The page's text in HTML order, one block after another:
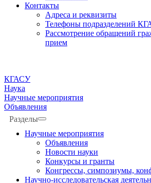
Контакты
Адреса и реквизиты
Телефоны подразделений
Рассмотрение обращений
прием
КГАСУ
Наука
Научные мероприятия
Объявления
Разделы
Научные мероприятия
Объявления
Новости науки
Конкурсы и гранты
Конгрессы, симпозиумы,
Научно-исследовательская